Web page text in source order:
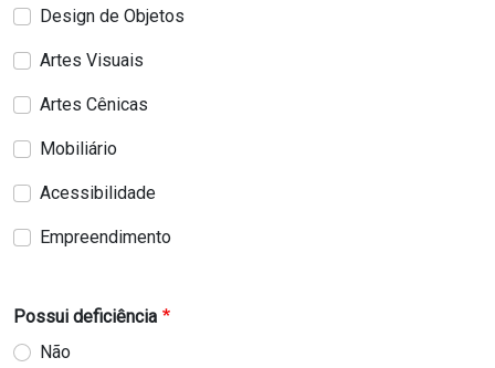
Design de Objetos
Artes Visuais
Artes Cênicas
Mobiliário
Acessibilidade
Empreendimento
Possui deficiência
Não